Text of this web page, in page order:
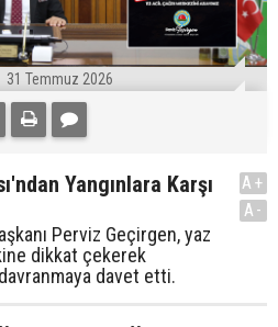
31 Temmuz 2026
Yangınlara Karşı
Perviz Geçirgen, yaz
dikkat çekerek
davet etti.
A+
A-